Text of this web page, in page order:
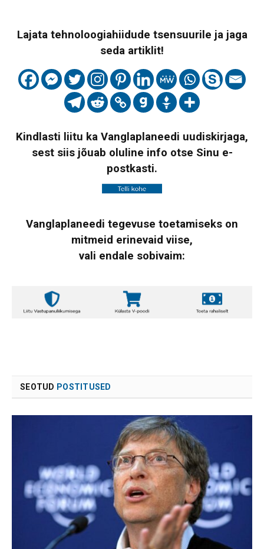
Lajata tehnoloogiahiidude tsensuurile ja jaga
seda artiklit!
Kindlasti liitu ka Vanglaplaneedi uudiskirjaga,
sest siis jõuab oluline info otse Sinu e-
postkasti.
Vanglaplaneedi tegevuse toetamiseks on
mitmeid erinevaid viise,
vali endale sobivaim:
SEOTUD POSTITUSED